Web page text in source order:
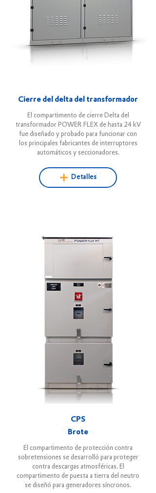
Cierre del delta del transformador
El compartimento de cierre Delta del
transformador POWER FLEX de hasta 24 kV
fue diseñado y probado para funcionar con
los principales fabricantes de interruptores
automáticos y seccionadores.
Detalles
CPS
Brote
El compartimento de protección contra
sobretensiones se desarrolló para proteger
contra descargas atmosféricas. El
compartimento de puesta a tierra del neutro
se diseñó para generadores síncronos.